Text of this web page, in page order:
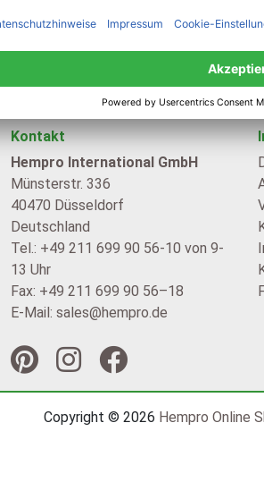
Kontakt
Hempro International GmbH
Münsterstr. 336
40470 Düsseldorf
Deutschland
Tel.: +49 211 699 90 56-10 von 9-
13 Uhr
Fax: +49 211 699 90 56–18
E-Mail: sales@hempro.de
Copyright © 2026 Hempro Online